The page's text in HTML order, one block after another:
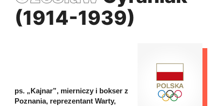
(1914-1939)
ps. „Kajnar”, mierniczy i bokser z
Poznania, reprezentant Warty,